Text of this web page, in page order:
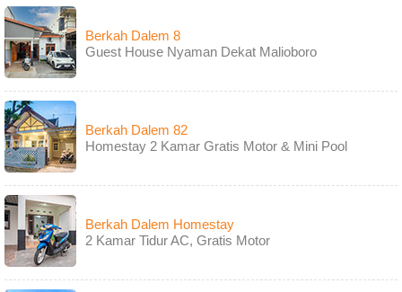
Berkah Dalem 8
Guest House Nyaman Dekat Malioboro
Berkah Dalem 82
Homestay 2 Kamar Gratis Motor & Mini Pool
Berkah Dalem Homestay
2 Kamar Tidur AC, Gratis Motor